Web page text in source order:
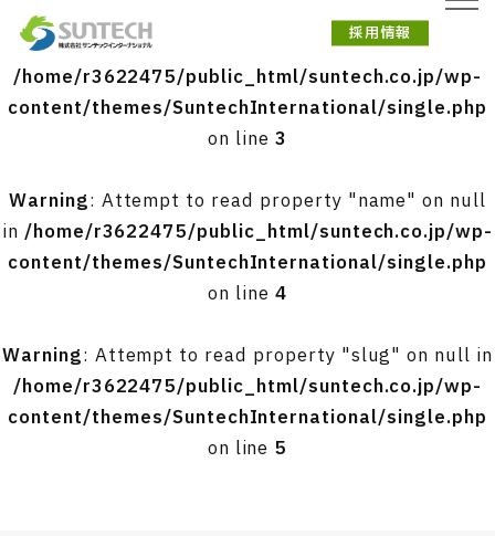
Warning
: Undefined array key 0 in
/home/r3622475/public_html/suntech.co.jp/wp-
content/themes/SuntechInternational/single.php
on line 3
Warning: Attempt to read property "name" on null
in /home/r3622475/public_html/suntech.co.jp/wp-
content/themes/SuntechInternational/single.php
on line 4
Warning: Attempt to read property "slug" on null in
/home/r3622475/public_html/suntech.co.jp/wp-
content/themes/SuntechInternational/single.php
on line 5
採用情報